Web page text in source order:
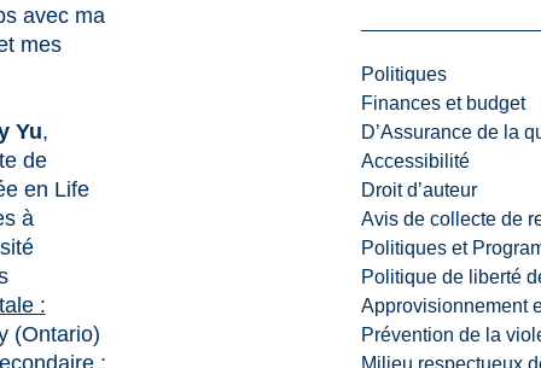
Politiques
Finances et budget
D’Assurance de la
Accessibilité
Droit d’auteur
Avis de collecte de
Politiques et
Politique de liberté
Approvisionnement
Prévention de la
Milieu respectueux
avec ma
mes
Yu,
de
en Life
à
:
(Ontario)
: